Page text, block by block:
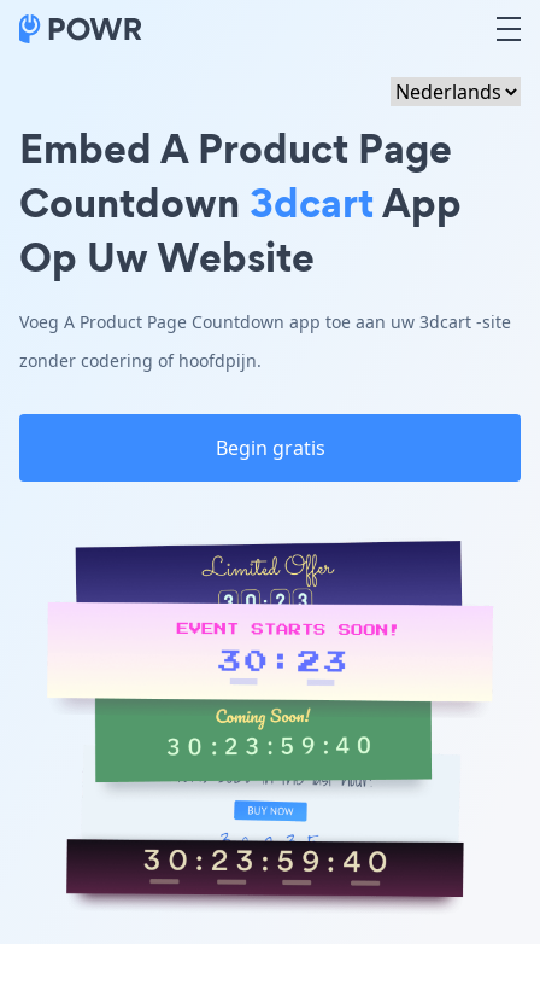
Embed A Product Page
Countdown 3dcartApp
Op Uw Website
Voeg A Product Page Countdown app toe aan uw 3dcart -site
zonder codering of hoofdpijn.
Begin gratis